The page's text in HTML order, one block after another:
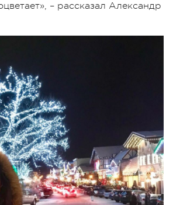
– рассказал Александр